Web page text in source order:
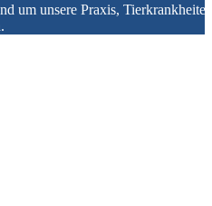
um unsere Praxis,